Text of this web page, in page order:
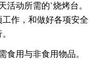
动所需的`烧烤台。
作，和做好各项安全
用与非食用物品。